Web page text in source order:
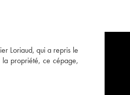
Loriaud, qui a repris le
propriété, ce cépage,